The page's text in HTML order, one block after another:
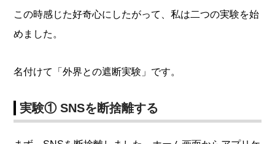
この時感じた好奇心にしたがって、私は二つの実験を始
めました。
名付けて「外界との遮断実験」です。
実験① SNSを断捨離する